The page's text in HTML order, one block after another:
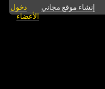
إنشاء موقع مجاني
دخول
الأعضاء